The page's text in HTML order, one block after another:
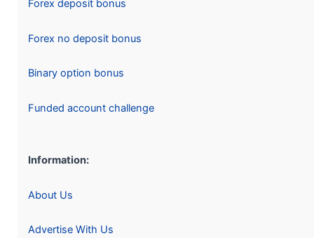
Forex deposit bonus
Forex no deposit bonus
Binary option bonus
Funded account challenge
Information:
About Us
Advertise With Us